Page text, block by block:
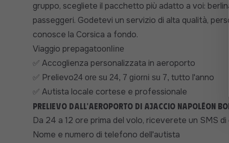
gruppo, scegliete il pacchetto più adatto a voi:
passeggeri. Godetevi un servizio di alta qualità,
conosce la Corsica a fondo.
Viaggio prepagatoonline
✅ Accoglienza personalizzata in aeroporto
✅ Prelievo24 ore su 24, 7 giorni su 7, tutto l'anno
✅ Autista locale cortese e professionale
Prelievo dall'aeroporto di Ajaccio Napoléon
Da 24 a 12 ore prima del volo, riceverete un SMS
Nome e numero di telefono dell'autista